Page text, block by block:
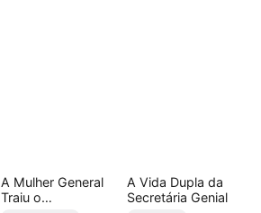
A Mulher General
Traiu o
A Vida Dupla da
Secretária Genial